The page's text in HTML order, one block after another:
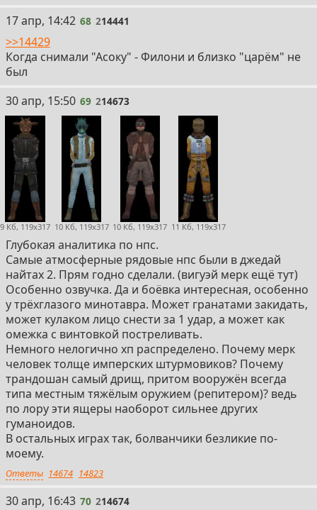
68
17 апр, 14:42 68 214441
>>14429
Когда снимали "Асоку" - Филони и близко "царём" не
был
69
30 апр, 15:50 69 214673
9 Кб, 119x317 10 Кб, 119x317 10 Кб, 119x317 11 Кб, 119x317
Глубокая аналитика по нпс.
Самые атмосферные рядовые нпс были в джедай
найтах 2. Прям годно сделали. (вигуэй мерк ещё тут)
Особенно озвучка. Да и боёвка интересная, особенно
у трёхглазого минотавра. Может гранатами закидать,
может кулаком лицо снести за 1 удар, а может как
омежка с винтовкой постреливать.
Немного нелогично хп распределено. Почему мерк
человек толще имперских штурмовиков? Почему
трандошан самый дрищ, притом вооружён всегда
типа местным тяжёлым оружием (репитером)? ведь
по лору эти ящеры наоборот сильнее других
гуманоидов.
В остальных играх так, болванчики безликие по-
моему.
Ответы 14674 14823
70
30 апр, 16:43 70 214674